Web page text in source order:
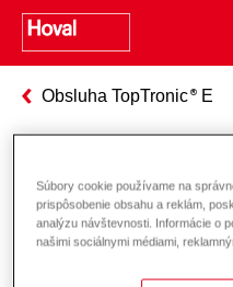
Obsluha TopTronic E
Zodpovednosť
Súbory cookie používame na
prispôsobenie obsahu a reklám,
analýzu návštevnosti. Informácie o
našimi sociálnymi médiami,